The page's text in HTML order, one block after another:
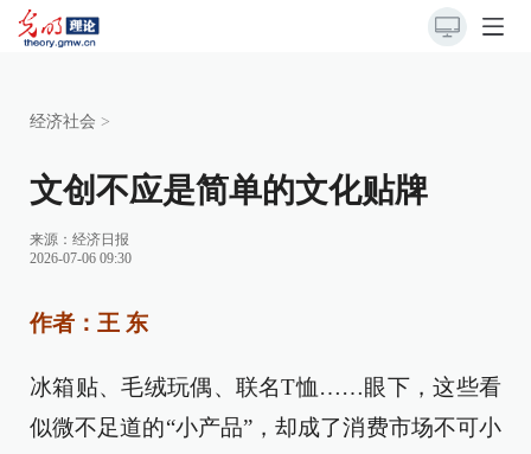
经济社会 >
文创不应是简单的文化贴牌
来源： 经济日报
2026-07-06 09:30
作者：王 东
冰箱贴、毛绒玩偶、联名T恤……眼下，这些看
似微不足道的“小产品”，却成了消费市场不可小